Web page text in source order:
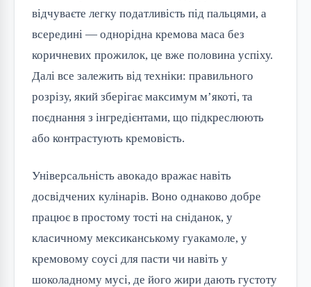
відчуваєте легку податливість під пальцями, а
всередині — однорідна кремова маса без
коричневих прожилок, це вже половина успіху.
Далі все залежить від техніки: правильного
розрізу, який зберігає максимум м’якоті, та
поєднання з інгредієнтами, що підкреслюють
або контрастують кремовість.
Універсальність авокадо вражає навіть
досвідчених кулінарів. Воно однаково добре
працює в простому тості на сніданок, у
класичному мексиканському гуакамоле, у
кремовому соусі для пасти чи навіть у
шоколадному мусі, де його жири дають густоту